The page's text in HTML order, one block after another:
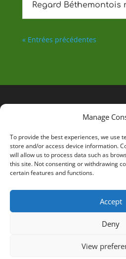
Manage
To provide the best experiences, we use
store and/or access device information.
will allow us to process data such as
this site. Not consenting or withdrawing
certain features and functions.
Accept
Deny
View
Regard Béthemontois
« Entrées précédentes